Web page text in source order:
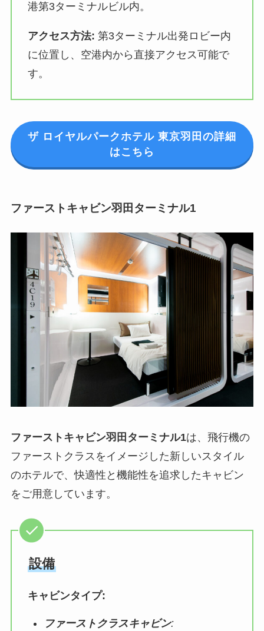
港第3ターミナルビル内。
アクセス方法: 第3ターミナル出発ロビー内
に位置し、空港内から直接アクセス可能で
す。
ザ ロイヤルパークホテル 東京羽田の詳細
はこちら
ファーストキャビン羽田ターミナル1
ファーストキャビン羽田ターミナル1は、飛行機の
ファーストクラスをイメージした新しいスタイル
のホテルで、快適性と機能性を追求したキャビン
をご用意しています。
設備
キャビンタイプ:
ファーストクラスキャビン: